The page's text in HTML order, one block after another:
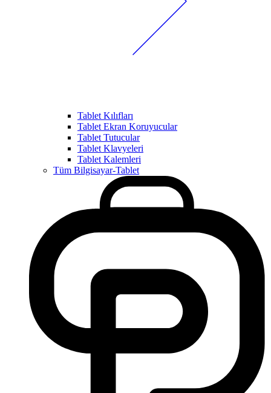
Tablet Kılıfları
Tablet Ekran Koruyucular
Tablet Tutucular
Tablet Klavyeleri
Tablet Kalemleri
Tüm Bilgisayar-Tablet